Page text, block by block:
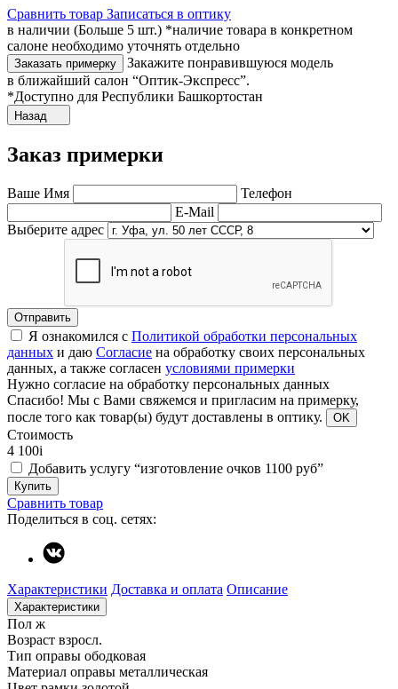
Сравнить товар Записаться в оптику
в наличии (Больше 5 шт.) *наличие товара в конкретном
салоне необходимо уточнять отдельно
Заказать примерку
Закажите понравившуюся модель
в ближайший салон “Оптик-Экспресс”.
*Доступно для Республики Башкортостан
Назад
Заказ примерки
Ваше Имя
Телефон
E-Mail
Выберите адрес
Отправить
Я ознакомился с Политикой обработки персональных
данных и даю Согласие на обработку своих персональных
данных, а также согласен условиями примерки
Нужно согласие на обработку персональных данных
Спасибо! Мы с Вами свяжемся и пригласим на примерку,
после того как товар(ы) будут доставлены в оптику.
OK
Стоимость
4 100i
Добавить услугу “изготовление очков 1100 руб”
Купить
Сравнить товар
Поделиться в соц. сетях:
Характеристики Доставка и оплата Описание
Характеристики
Пол ж
Возраст взросл.
Тип оправы ободковая
Материал оправы металлическая